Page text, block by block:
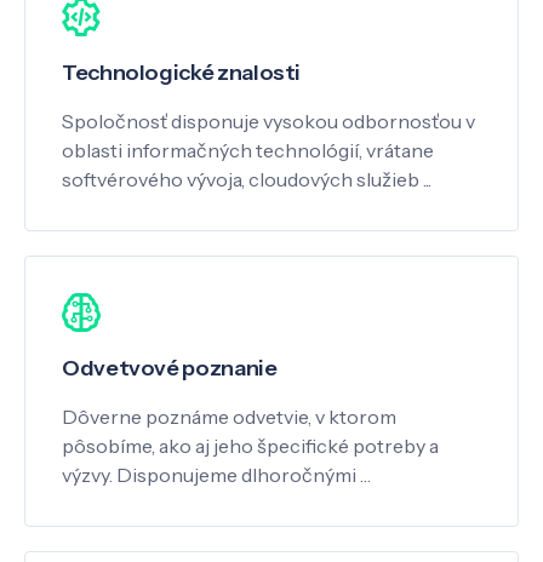
Technologické znalosti
Spoločnosť disponuje vysokou odbornosťou v
oblasti informačných technológií, vrátane
softvérového vývoja, cloudových služieb ...
Odvetvové poznanie
Dôverne poznáme odvetvie, v ktorom
pôsobíme, ako aj jeho špecifické potreby a
výzvy. Disponujeme dlhoročnými …